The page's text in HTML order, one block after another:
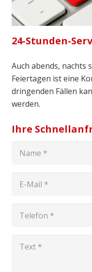
24-Stunden-
Auch abends, nachts
Feiertagen ist eine
dringenden Fällen
werden.
Ihre